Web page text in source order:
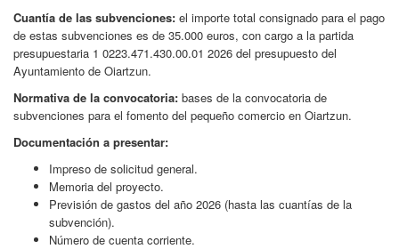
Cuantía de las subvenciones: el importe total consignado para el pago
de estas subvenciones es de 35.000 euros, con cargo a la partida
presupuestaria 1 0223.471.430.00.01 2026 del presupuesto del
Ayuntamiento de Oiartzun.
Normativa de la convocatoria: bases de la convocatoria de
subvenciones para el fomento del pequeño comercio en Oiartzun.
Documentación a presentar:
Impreso de solicitud general.
Memoria del proyecto.
Previsión de gastos del año 2026 (hasta las cuantías de la
subvención).
Número de cuenta corriente.